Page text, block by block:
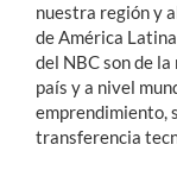
nuestra región y
de América
del NBC son de
país y a nivel
emprendimiento,
transferencia